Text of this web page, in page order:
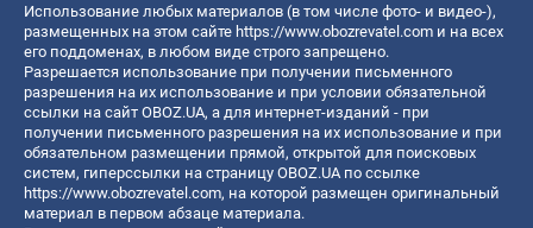
Использование любых материалов (в том числе фото- и видео-),
размещенных на этом сайте https://www.obozrevatel.com и на всех
его поддоменах, в любом виде строго запрещено.
Разрешается использование при получении письменного
разрешения на их использование и при условии обязательной
ссылки на сайт OBOZ.UA, а для интернет-изданий - при
получении письменного разрешения на их использование и при
обязательном размещении прямой, открытой для поисковых
систем, гиперссылки на страницу OBOZ.UA по ссылке
https://www.obozrevatel.com, на которой размещен оригинальный
материал в первом абзаце материала.